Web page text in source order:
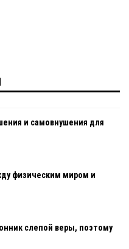
и самовнушения для
физическим миром и
слепой веры, поэтому